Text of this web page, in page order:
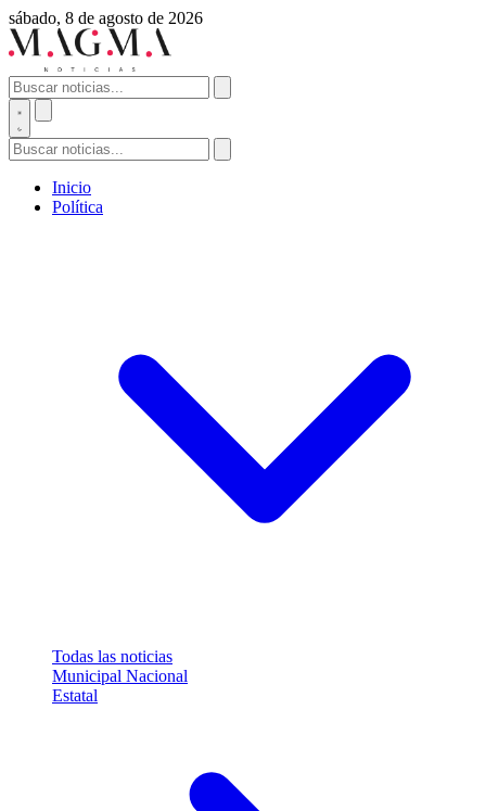
sábado, 8 de agosto de 2026
Inicio
Política
Todas las noticias
Municipal Nacional
Estatal